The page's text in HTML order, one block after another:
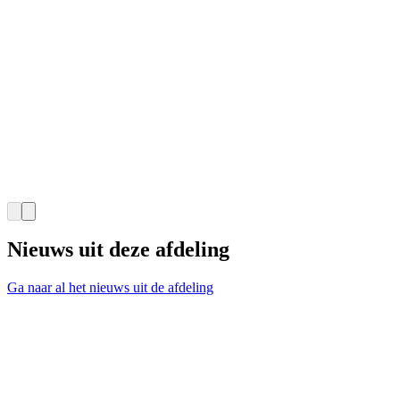
Nieuws uit deze afdeling
Ga naar al het nieuws uit de afdeling